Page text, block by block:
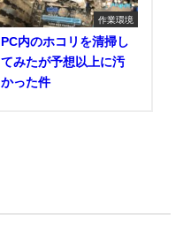
作業環境
PC内のホコリを清掃し
てみたが予想以上に汚
かった件